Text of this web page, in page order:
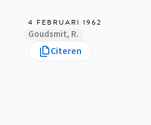
4 FEBRUARI 1962
Goudsmit, R.
Citeren